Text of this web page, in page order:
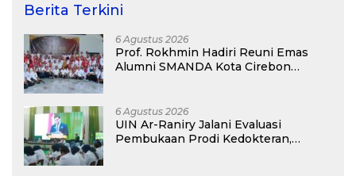
Berita Terkini
6 Agustus 2026
Prof. Rokhmin Hadiri Reuni Emas
Alumni SMANDA Kota Cirebon
6 Agustus 2026
UIN Ar-Raniry Jalani Evaluasi
Pembukaan Prodi Kedokteran,